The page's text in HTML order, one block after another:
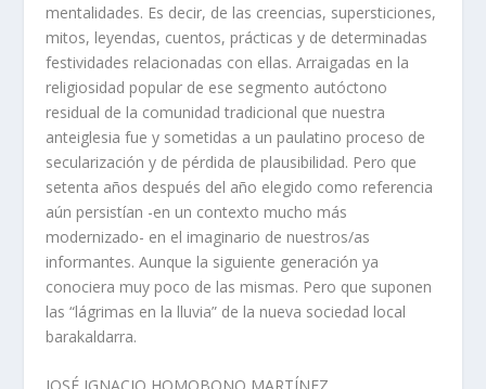
mentalidades. Es decir, de las creencias, supersticiones,
mitos, leyendas, cuentos, prácticas y de determinadas
festividades relacionadas con ellas. Arraigadas en la
religiosidad popular de ese segmento autóctono
residual de la comunidad tradicional que nuestra
anteiglesia fue y sometidas a un paulatino proceso de
secularización y de pérdida de plausibilidad. Pero que
setenta años después del año elegido como referencia
aún persistían -en un contexto mucho más
modernizado- en el imaginario de nuestros/as
informantes. Aunque la siguiente generación ya
conociera muy poco de las mismas. Pero que suponen
las “lágrimas en la lluvia” de la nueva sociedad local
barakaldarra.